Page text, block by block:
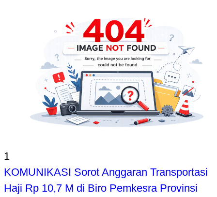
1
KOMUNIKASI Sorot Anggaran Transportasi
Haji Rp 10,7 M di Biro Pemkesra Provinsi